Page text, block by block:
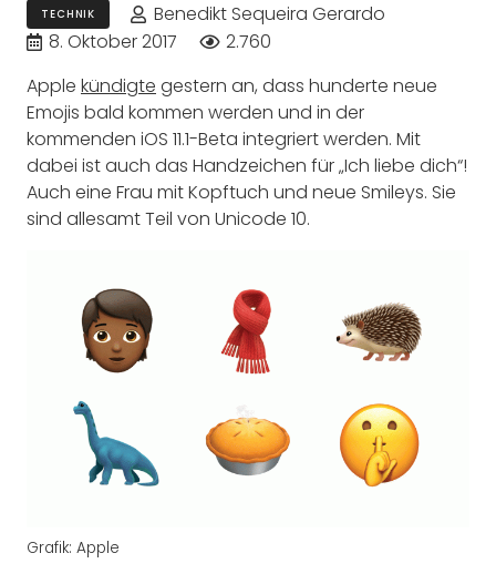
TECHNIK
Benedikt Sequeira Gerardo
8. Oktober 2017
2.760
Apple kündigte gestern an, dass hunderte neue
Emojis bald kommen werden und in der
kommenden iOS 11.1-Beta integriert werden. Mit
dabei ist auch das Handzeichen für „Ich liebe dich“!
Auch eine Frau mit Kopftuch und neue Smileys. Sie
sind allesamt Teil von Unicode 10.
Grafik: Apple